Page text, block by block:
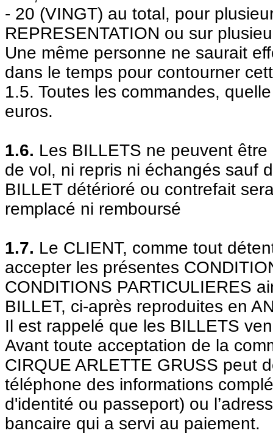
- 20 (VINGT) au total, pour
REPRESENTATION ou sur
Une même personne ne saurait
dans le temps pour contourner
1.5. Toutes les commandes,
euros.
1.6. Les BILLETS ne peuvent
de vol, ni repris ni échangés sauf
BILLET détérioré ou contrefait
remplacé ni remboursé
1.7. Le CLIENT, comme tout
accepter les présentes
CONDITIONS PARTICULIERES
BILLET, ci-après reproduites en
Il est rappelé que les BILLETS
Avant toute acceptation de la
CIRQUE ARLETTE GRUSS peut
téléphone des informations
d'identité ou passeport) ou
bancaire qui a servi au paiement.